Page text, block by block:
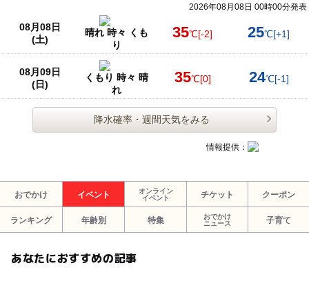
2026年08月08日 00時00分発表
08月08日
(土)
晴れ 時々 くも
り
35℃[-2] 25℃[+1]
08月09日
(日)
くもり 時々 晴
れ
35℃[0] 24℃[-1]
降水確率・週間天気をみる
情報提供：
おでかけ イベント
オンライン
イベント
チケット クーポン
ランキング 年齢別 特集
おでかけ
ニュース
子育て
あなたにおすすめの記事